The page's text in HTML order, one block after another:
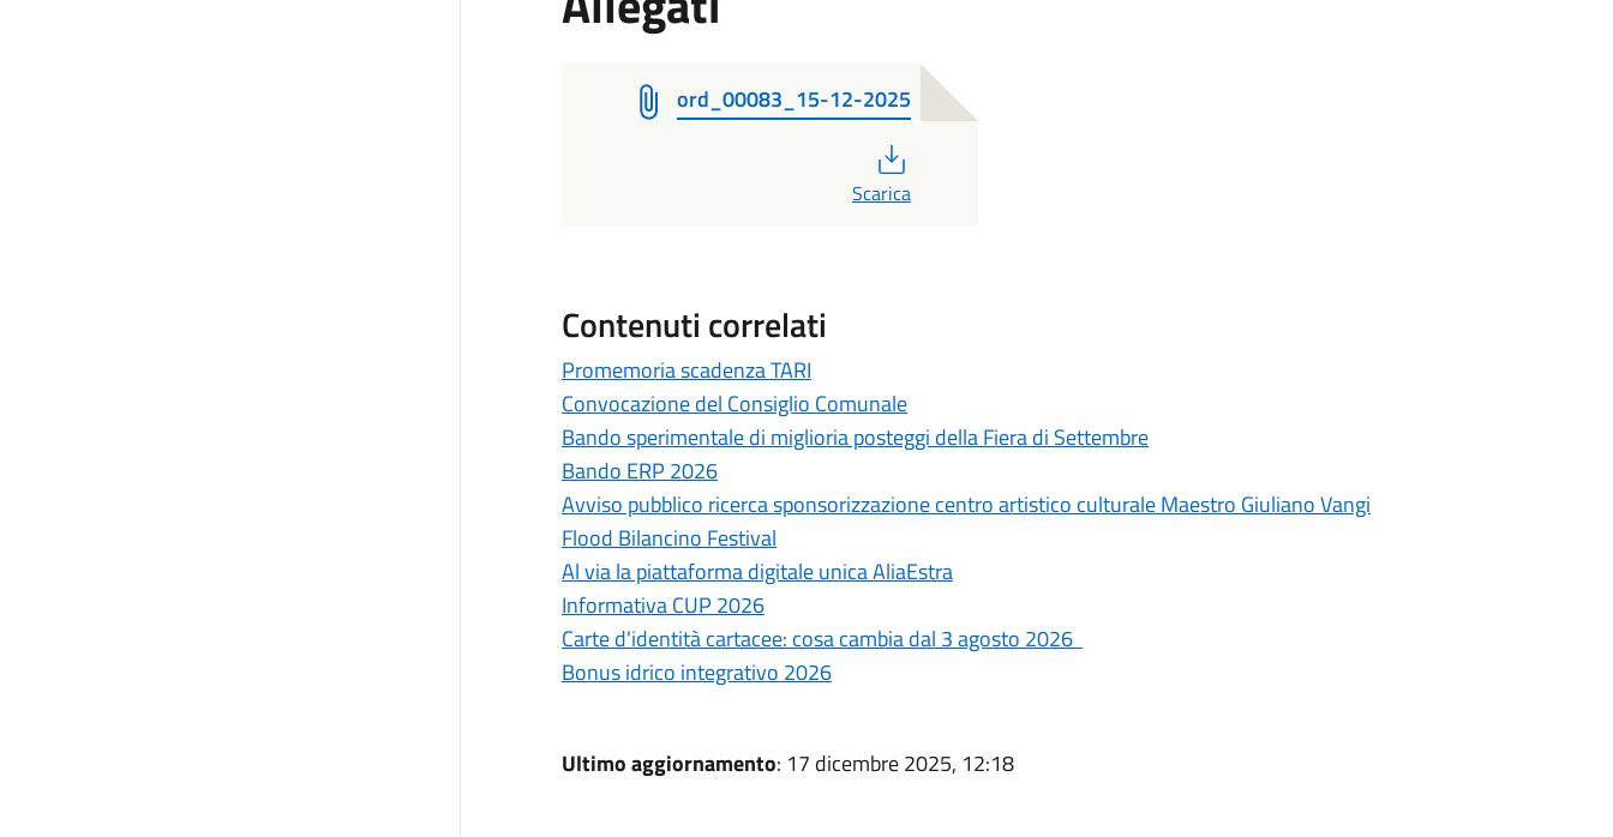
ord_00083_15-12-2025
Scarica
Contenuti correlati
Promemoria scadenza TARI
Convocazione del Consiglio Comunale
Bando sperimentale di miglioria posteggi della Fiera di Settembre
Bando ERP 2026
Avviso pubblico ricerca sponsorizzazione centro artistico culturale Maestro Giuliano Vangi
Flood Bilancino Festival
Al via la piattaforma digitale unica AliaEstra
Informativa CUP 2026
Carte d'identità cartacee: cosa cambia dal 3 agosto 2026
Bonus idrico integrativo 2026
Ultimo aggiornamento: 17 dicembre 2025, 12:18